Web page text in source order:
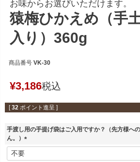
お味からお選びいただけます。
猿梅ひかえめ（手
入り）360g
商品番号 VK-30
¥3,186税込
[ 32 ポイント進呈 ]
手渡し用の手提げ袋はご入用ですか？（先方様へ
ん。）
(